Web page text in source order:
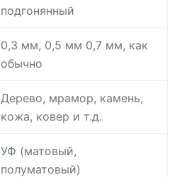
подгонянный
0,3 мм, 0,5 мм 0,7 мм, как
обычно
Дерево, мрамор, камень,
кожа, ковер и т.д.
УФ (матовый,
полуматовый)